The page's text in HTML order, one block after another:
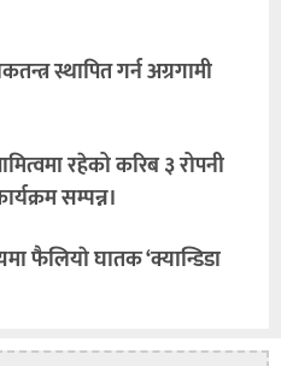
स्थापित गर्न अग्रगामी
रहेको करिब ३ रोपनी
सम्पन्न।
फैलियाे घातक ‘क्यान्डिडा